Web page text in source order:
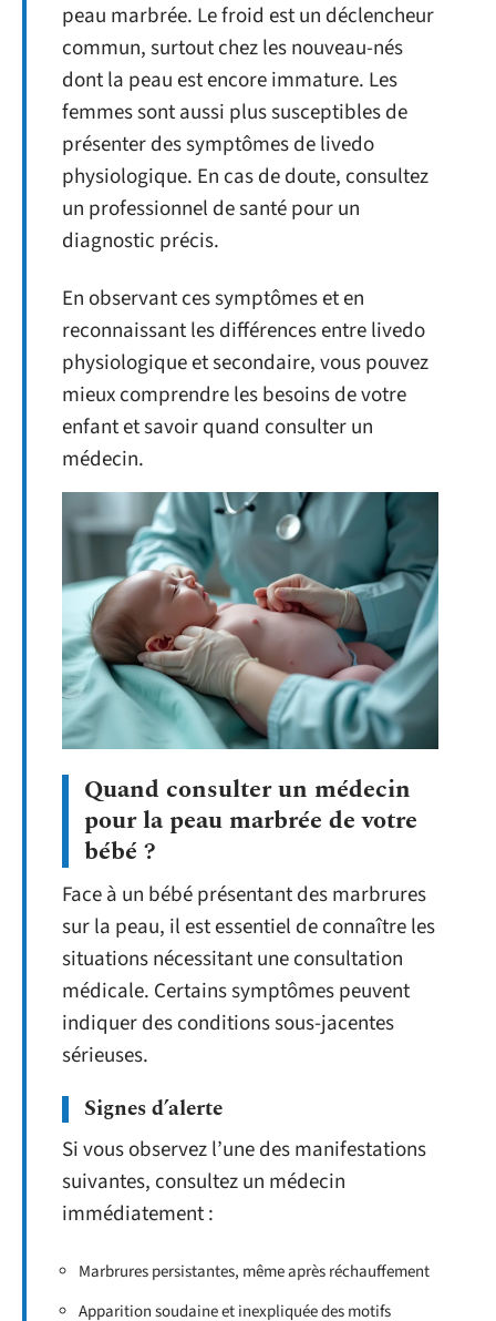
peau marbrée. Le froid est un déclencheur
commun, surtout chez les nouveau-nés
dont la peau est encore immature. Les
femmes sont aussi plus susceptibles de
présenter des symptômes de livedo
physiologique. En cas de doute, consultez
un professionnel de santé pour un
diagnostic précis.
En observant ces symptômes et en
reconnaissant les différences entre livedo
physiologique et secondaire, vous pouvez
mieux comprendre les besoins de votre
enfant et savoir quand consulter un
médecin.
Quand consulter un médecin
pour la peau marbrée de votre
bébé ?
Face à un bébé présentant des marbrures
sur la peau, il est essentiel de connaître les
situations nécessitant une consultation
médicale. Certains symptômes peuvent
indiquer des conditions sous-jacentes
sérieuses.
Signes d’alerte
Si vous observez l’une des manifestations
suivantes, consultez un médecin
immédiatement :
Marbrures persistantes, même après réchauffement
Apparition soudaine et inexpliquée des motifs